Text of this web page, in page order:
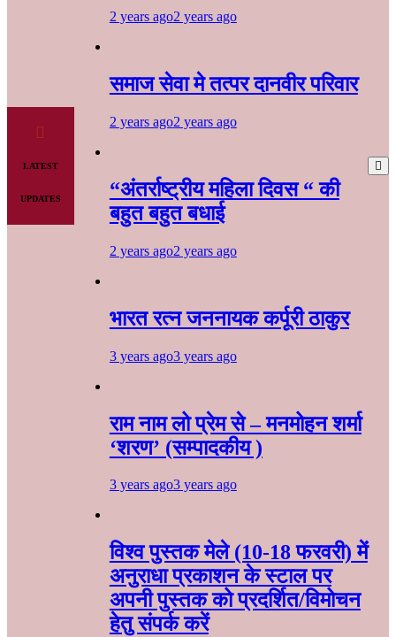
LATEST
UPDATES
2 years ago2 years ago
समाज सेवा मे तत्पर दानवीर परिवार
2 years ago2 years ago
“अंतर्राष्ट्रीय महिला दिवस “ की
बहुत बहुत बधाई
2 years ago2 years ago
भारत रत्न जननायक कर्पूरी ठाकुर
3 years ago3 years ago
राम नाम लो प्रेम से – मनमोहन शर्मा
‘शरण’ (सम्पादकीय )
3 years ago3 years ago
विश्व पुस्तक मेले (10-18 फरवरी) में
अनुराधा प्रकाशन के स्टाल पर
अपनी पुस्तक को प्रदर्शित/विमोचन
हेतु संपर्क करें